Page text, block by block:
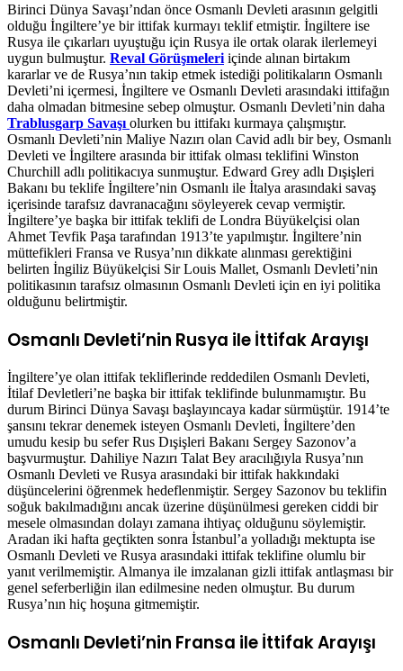
Birinci Dünya Savaşı’ndan önce Osmanlı Devleti arasının gelgitli
olduğu İngiltere’ye bir ittifak kurmayı teklif etmiştir. İngiltere ise
Rusya ile çıkarları uyuştuğu için Rusya ile ortak olarak ilerlemeyi
uygun bulmuştur. Reval Görüşmeleri içinde alınan birtakım
kararlar ve de Rusya’nın takip etmek istediği politikaların Osmanlı
Devleti’ni içermesi, İngiltere ve Osmanlı Devleti arasındaki ittifağın
daha olmadan bitmesine sebep olmuştur. Osmanlı Devleti’nin daha
Trablusgarp Savaşı olurken bu ittifakı kurmaya çalışmıştır.
Osmanlı Devleti’nin Maliye Nazırı olan Cavid adlı bir bey, Osmanlı
Devleti ve İngiltere arasında bir ittifak olması teklifini Winston
Churchill adlı politikacıya sunmuştur. Edward Grey adlı Dışişleri
Bakanı bu teklife İngiltere’nin Osmanlı ile İtalya arasındaki savaş
içerisinde tarafsız davranacağını söyleyerek cevap vermiştir.
İngiltere’ye başka bir ittifak teklifi de Londra Büyükelçisi olan
Ahmet Tevfik Paşa tarafından 1913’te yapılmıştır. İngiltere’nin
müttefikleri Fransa ve Rusya’nın dikkate alınması gerektiğini
belirten İngiliz Büyükelçisi Sir Louis Mallet, Osmanlı Devleti’nin
politikasının tarafsız olmasının Osmanlı Devleti için en iyi politika
olduğunu belirtmiştir.
Osmanlı Devleti’nin Rusya ile İttifak Arayışı
İngiltere’ye olan ittifak tekliflerinde reddedilen Osmanlı Devleti,
İtilaf Devletleri’ne başka bir ittifak teklifinde bulunmamıştır. Bu
durum Birinci Dünya Savaşı başlayıncaya kadar sürmüştür. 1914’te
şansını tekrar denemek isteyen Osmanlı Devleti, İngiltere’den
umudu kesip bu sefer Rus Dışişleri Bakanı Sergey Sazonov’a
başvurmuştur. Dahiliye Nazırı Talat Bey aracılığıyla Rusya’nın
Osmanlı Devleti ve Rusya arasındaki bir ittifak hakkındaki
düşüncelerini öğrenmek hedeflenmiştir. Sergey Sazonov bu teklifin
soğuk bakılmadığını ancak üzerine düşünülmesi gereken ciddi bir
mesele olmasından dolayı zamana ihtiyaç olduğunu söylemiştir.
Aradan iki hafta geçtikten sonra İstanbul’a yolladığı mektupta ise
Osmanlı Devleti ve Rusya arasındaki ittifak teklifine olumlu bir
yanıt verilmemiştir. Almanya ile imzalanan gizli ittifak antlaşması bir
genel seferberliğin ilan edilmesine neden olmuştur. Bu durum
Rusya’nın hiç hoşuna gitmemiştir.
Osmanlı Devleti’nin Fransa ile İttifak Arayışı